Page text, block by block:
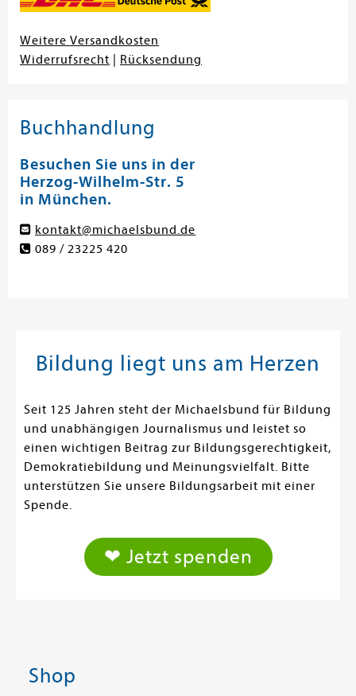
Weitere Versandkosten
Widerrufsrecht
Rücksendung
Buchhandlung
Besuchen Sie uns in der
Herzog-Wilhelm-Str. 5
in München.
kontakt@michaelsbund.de
089 / 23225 420
Bildung liegt uns am Herzen
Seit 125 Jahren steht der Michaelsbund für Bildung
und unabhängigen Journalismus und leistet so
einen wichtigen Beitrag zur Bildungsgerechtigkeit,
Demokratiebildung und Meinungsvielfalt. Bitte
unterstützen Sie unsere Bildungsarbeit mit einer
Spende.
❤ Jetzt spenden
Shop